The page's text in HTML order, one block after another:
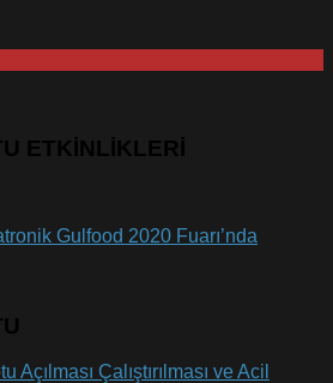
ETKİNLİKLERİ
Gulfood 2020 Fuarı’nda